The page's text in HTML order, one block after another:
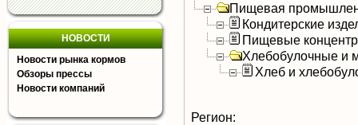
НОВОСТИ
Новости рынка кормов
Обзоры прессы
Новости компаний
Пищевая
Кондитерские
Пищевые
Хлебобулочные и
Хлеб и
Регион: